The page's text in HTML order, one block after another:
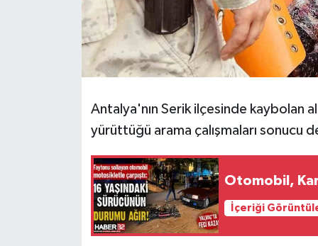
Antalya'nın Serik ilçesinde kaybolan
yürüttüğü arama çalışmaları sonucu
Otomobil,
İçeriği
POLİTİKA
RESMİ İLANLAR
Tarihi Yapılarımız